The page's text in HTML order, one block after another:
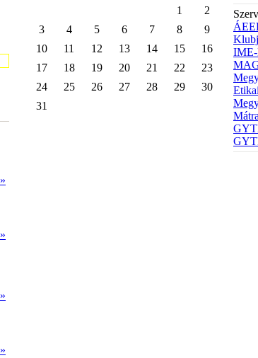
»
»
»
»
1
2
3
4 5 6 7 8
9
10
11 12 13 14 15
16
17
18 19 20 21 22
23
24
25 26 27 28 29
30
31